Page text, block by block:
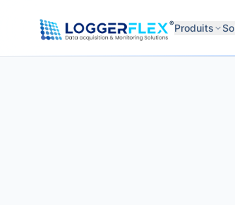
®Produits